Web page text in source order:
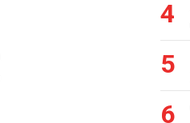
4
5
6